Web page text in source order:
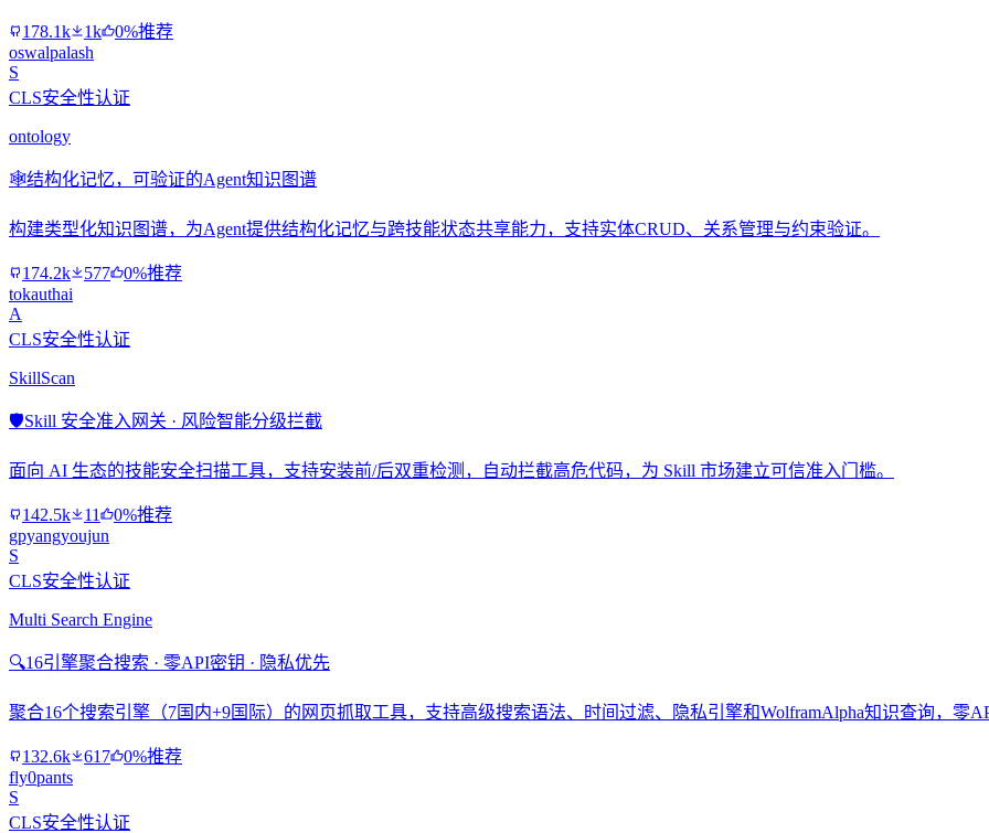
178.1k 1k
0%推荐
oswalpalash
S
CLS安全性认证
ontology
🕸️结构化记忆，可验证的Agent知识图谱
构建类型化知识图谱，为Agent提供结构化记忆与跨技能状态共享能力，支持实体CRUD、关系管理与约束验证。
174.2k 577
0%推荐
tokauthai
A
CLS安全性认证
SkillScan
🛡️Skill 安全准入网关 · 风险智能分级拦截
面向 AI 生态的技能安全扫描工具，支持安装前/后双重检测，自动拦截高危代码，为 Skill 市场建立可信准入门槛。
142.5k 11
0%推荐
gpyangyoujun
S
CLS安全性认证
Multi Search Engine
🔍16引擎聚合搜索 · 零API密钥 · 隐私优先
聚合16个搜索引擎（7国内+9国际）的网页抓取工具，支持高级搜索语法、时间过滤、隐私引擎和WolframAlpha知识查询，零
132.6k 617
0%推荐
fly0pants
S
CLS安全性认证